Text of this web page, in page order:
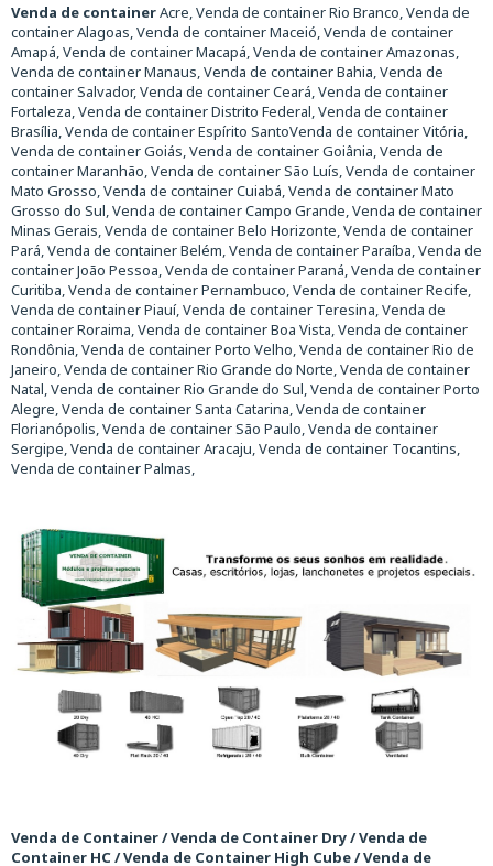
Venda de containerAcre, Venda de container Rio Branco, Venda de
container Alagoas, Venda de container Maceió, Venda de container
Amapá, Venda de container Macapá, Venda de container Amazonas,
Venda de container Manaus, Venda de container Bahia, Venda de
container Salvador, Venda de container Ceará, Venda de container
Fortaleza, Venda de container Distrito Federal, Venda de container
Brasília, Venda de container Espírito SantoVenda de container Vitória,
Venda de container Goiás, Venda de container Goiânia, Venda de
container Maranhão, Venda de container São Luís, Venda de container
Mato Grosso, Venda de container Cuiabá, Venda de container Mato
Grosso do Sul, Venda de container Campo Grande, Venda de container
Minas Gerais, Venda de container Belo Horizonte, Venda de container
Pará, Venda de container Belém, Venda de container Paraíba, Venda de
container João Pessoa, Venda de container Paraná, Venda de container
Curitiba, Venda de container Pernambuco, Venda de container Recife,
Venda de container Piauí, Venda de container Teresina, Venda de
container Roraima, Venda de container Boa Vista, Venda de container
Rondônia, Venda de container Porto Velho, Venda de container Rio de
Janeiro, Venda de container Rio Grande do Norte, Venda de container
Natal, Venda de container Rio Grande do Sul, Venda de container Porto
Alegre, Venda de container Santa Catarina, Venda de container
Florianópolis, Venda de container São Paulo, Venda de container
Sergipe, Venda de container Aracaju, Venda de container Tocantins,
Venda de container Palmas,
Venda de Container / Venda de Container Dry / Venda de
Container HC / Venda de Container High Cube / Venda de